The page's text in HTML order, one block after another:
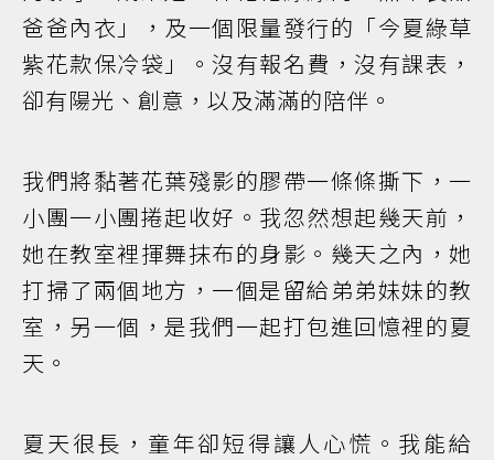
爸爸內衣」，及一個限量發行的「今夏綠草
紫花款保冷袋」。沒有報名費，沒有課表，
卻有陽光、創意，以及滿滿的陪伴。
我們將黏著花葉殘影的膠帶一條條撕下，一
小團一小團捲起收好。我忽然想起幾天前，
她在教室裡揮舞抹布的身影。幾天之內，她
打掃了兩個地方，一個是留給弟弟妹妹的教
室，另一個，是我們一起打包進回憶裡的夏
天。
夏天很長，童年卻短得讓人心慌。我能給